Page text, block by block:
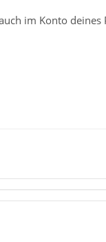
im Konto